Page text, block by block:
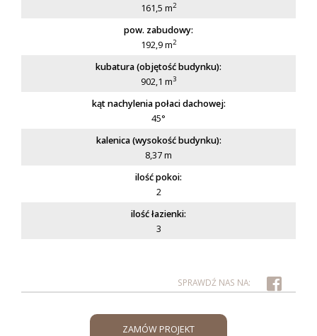
161,5 m2
pow. zabudowy:
192,9 m2
kubatura (objętość budynku):
902,1 m3
kąt nachylenia połaci dachowej:
45°
kalenica (wysokość budynku):
8,37 m
ilość pokoi:
2
ilość łazienki:
3
ZAMÓW PROJEKT